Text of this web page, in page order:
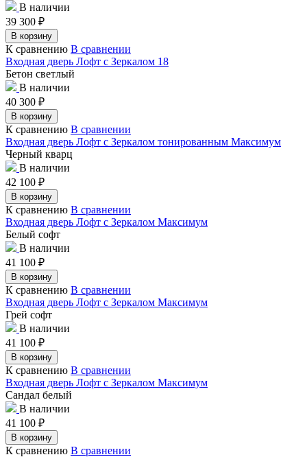
В наличии
39 300 ₽
В корзину
К сравнению В сравнении
Входная дверь Лофт с Зеркалом 18
Бетон светлый
В наличии
40 300 ₽
В корзину
К сравнению В сравнении
Входная дверь Лофт с Зеркалом тонированным Максимум
Черный кварц
В наличии
42 100 ₽
В корзину
К сравнению В сравнении
Входная дверь Лофт с Зеркалом Максимум
Белый софт
В наличии
41 100 ₽
В корзину
К сравнению В сравнении
Входная дверь Лофт с Зеркалом Максимум
Грей софт
В наличии
41 100 ₽
В корзину
К сравнению В сравнении
Входная дверь Лофт с Зеркалом Максимум
Сандал белый
В наличии
41 100 ₽
В корзину
К сравнению В сравнении